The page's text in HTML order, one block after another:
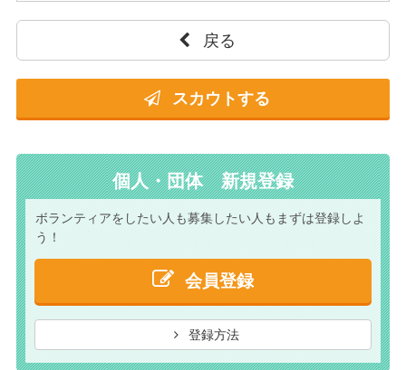
戻る
スカウトする
個人・団体 新規登録
ボランティアをしたい人も募集したい人もまずは登録しよ
う！
会員登録
登録方法